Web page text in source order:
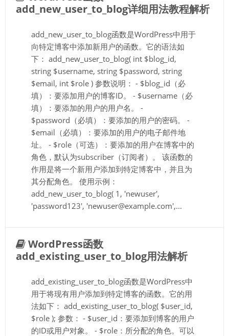
add_new_user_to_blog详细用法教程解析
add_new_user_to_blog函数是WordPress中用于
向特定博客中添加新用户的函数。它的语法如
下： add_new_user_to_blog( int $blog_id,
string $username, string $password, string
$email, int $role ) 参数说明： - $blog_id（必
填）：要添加用户的博客ID。 - $username（必
填）：要添加的用户的用户名。 -
$password（必填）：要添加的用户的密码。 -
$email（必填）：要添加的用户的电子邮件地
址。 - $role（可选）：要添加的用户在博客中的
角色，默认为subscriber（订阅者）。 该函数的
作用是将一个新用户添加到特定博客中，并且为
其分配角色。 使用示例：
add_new_user_to_blog( 1, 'newuser',
'password123', 'newuser@example.com',...
WordPress函数
add_existing_user_to_blog用法解析
add_existing_user_to_blog函数是WordPress中
用于将现有用户添加到特定博客的函数。它的用
法如下： add_existing_user_to_blog( $user_id,
$role ); 参数： - $user_id：要添加到博客的用户
的ID或用户对象。 - $role：所分配的角色。可以